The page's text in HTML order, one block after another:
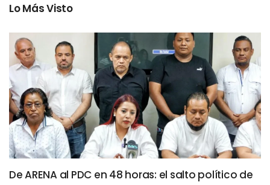
Lo Más Visto
De ARENA al PDC en 48 horas: el salto político de